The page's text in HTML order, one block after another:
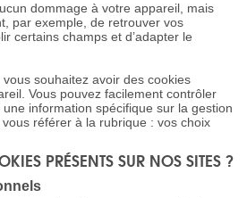
dommage à votre appareil, mais
par exemple, de retrouver vos
certains champs et d’adapter le
souhaitez avoir des cookies
Vous pouvez facilement contrôler
information spécifique sur la gestion
référer à la rubrique : vos choix
PRÉSENTS SUR NOS SITES ?